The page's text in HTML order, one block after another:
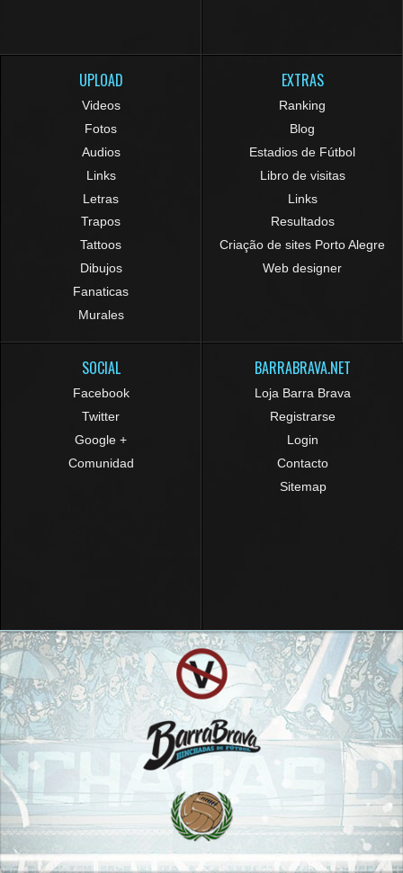
UPLOAD
Videos
Fotos
Audios
Links
Letras
Trapos
Tattoos
Dibujos
Fanaticas
Murales
EXTRAS
Ranking
Blog
Estadios de Fútbol
Libro de visitas
Links
Resultados
Criação de sites Porto Alegre
Web designer
SOCIAL
Facebook
Twitter
Google +
Comunidad
BARRABRAVA.NET
Loja Barra Brava
Registrarse
Login
Contacto
Sitemap